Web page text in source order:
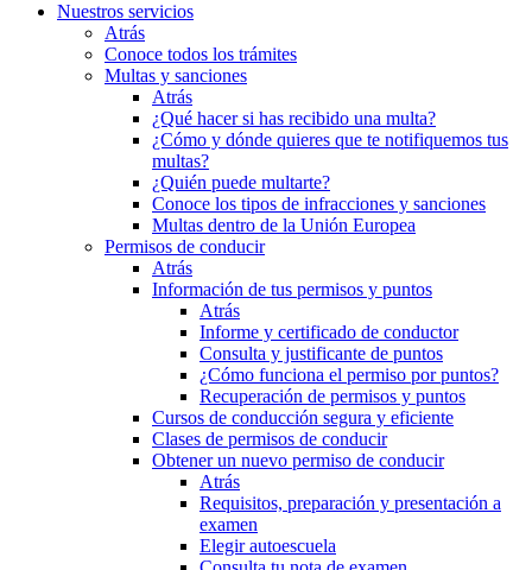
Nuestros servicios
Atrás
Conoce todos los trámites
Multas y sanciones
Atrás
¿Qué hacer si has recibido una multa?
¿Cómo y dónde quieres que te notifiquemos tus
multas?
¿Quién puede multarte?
Conoce los tipos de infracciones y sanciones
Multas dentro de la Unión Europea
Permisos de conducir
Atrás
Información de tus permisos y puntos
Atrás
Informe y certificado de conductor
Consulta y justificante de puntos
¿Cómo funciona el permiso por puntos?
Recuperación de permisos y puntos
Cursos de conducción segura y eficiente
Clases de permisos de conducir
Obtener un nuevo permiso de conducir
Atrás
Requisitos, preparación y presentación a
examen
Elegir autoescuela